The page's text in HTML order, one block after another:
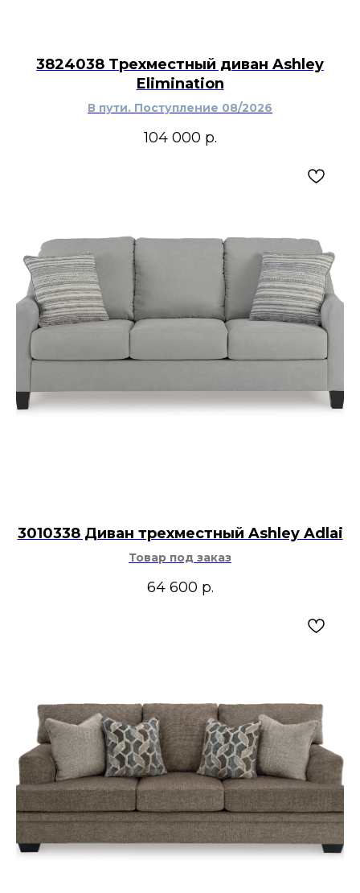
3824038 Трехместный диван Ashley
Elimination
В пути. Поступление 08/2026
104 000 р.
3010338 Диван трехместный Ashley Adlai
Товар под заказ
64 600 р.